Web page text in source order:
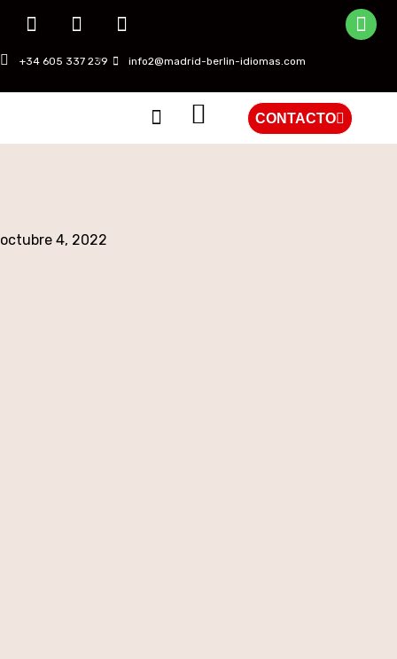
+34 605 337 239 info2@madrid-berlin-idiomas.com
CONTACTO
octubre 4, 2022